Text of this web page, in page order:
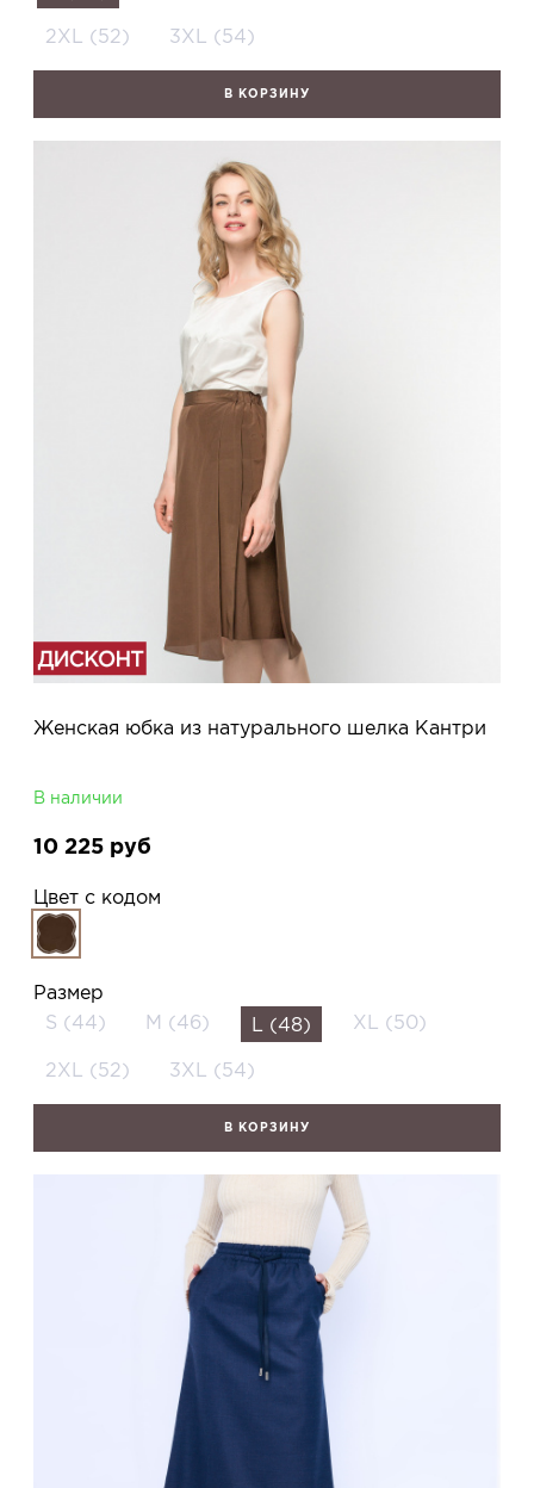
2XL (52) 3XL (54)
В КОРЗИНУ
Женская юбка из натурального шелка Кантри
В наличии
10 225 руб
Цвет с кодом
Размер
S (44)
M (46) L (48) XL (50)
2XL (52) 3XL (54)
В КОРЗИНУ